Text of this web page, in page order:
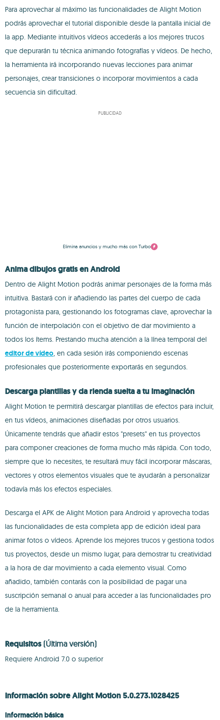
Para aprovechar al máximo las funcionalidades de Alight Motion
podrás aprovechar el tutorial disponible desde la pantalla inicial de
la app. Mediante intuitivos vídeos accederás a los mejores trucos
que depurarán tu técnica animando fotografías y vídeos. De hecho,
la herramienta irá incorporando nuevas lecciones para animar
personajes, crear transiciones o incorporar movimientos a cada
secuencia sin dificultad.
PUBLICIDAD
Elimina anuncios y mucho más con Turbo
Anima dibujos gratis en Android
Dentro de Alight Motion podrás animar personajes de la forma más
intuitiva. Bastará con ir añadiendo las partes del cuerpo de cada
protagonista para, gestionando los fotogramas clave, aprovechar la
función de interpolación con el objetivo de dar movimiento a
todos los ítems. Prestando mucha atención a la línea temporal del
editor de vídeo, en cada sesión irás componiendo escenas
profesionales que posteriormente exportarás en segundos.
Descarga plantillas y da rienda suelta a tu imaginación
Alight Motion te permitirá descargar plantillas de efectos para incluir,
en tus vídeos, animaciones diseñadas por otros usuarios.
Únicamente tendrás que añadir estos "presets" en tus proyectos
para componer creaciones de forma mucho más rápida. Con todo,
siempre que lo necesites, te resultará muy fácil incorporar máscaras,
vectores y otros elementos visuales que te ayudarán a personalizar
todavía más los efectos especiales.
Descarga el APK de Alight Motion para Android y aprovecha todas
las funcionalidades de esta completa app de edición ideal para
animar fotos o vídeos. Aprende los mejores trucos y gestiona todos
tus proyectos, desde un mismo lugar, para demostrar tu creatividad
a la hora de dar movimiento a cada elemento visual. Como
añadido, también contarás con la posibilidad de pagar una
suscripción semanal o anual para acceder a las funcionalidades pro
de la herramienta.
Requisitos (Última versión)
Requiere Android 7.0 o superior
Información sobre Alight Motion 5.0.273.1028425
Información básica